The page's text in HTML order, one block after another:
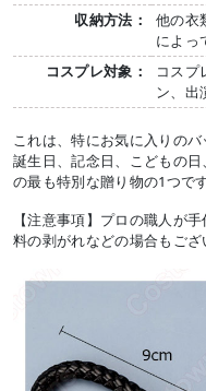
収納方法：
他の衣
によっ
コスプレ対象：
コスプ
ン、出
これは、特にお気に入りのバ
誕生日、記念日、こどもの
の最も特別な贈り物の1つです
【注意事項】プロの職人が
料の剥がれなどの場合もござ